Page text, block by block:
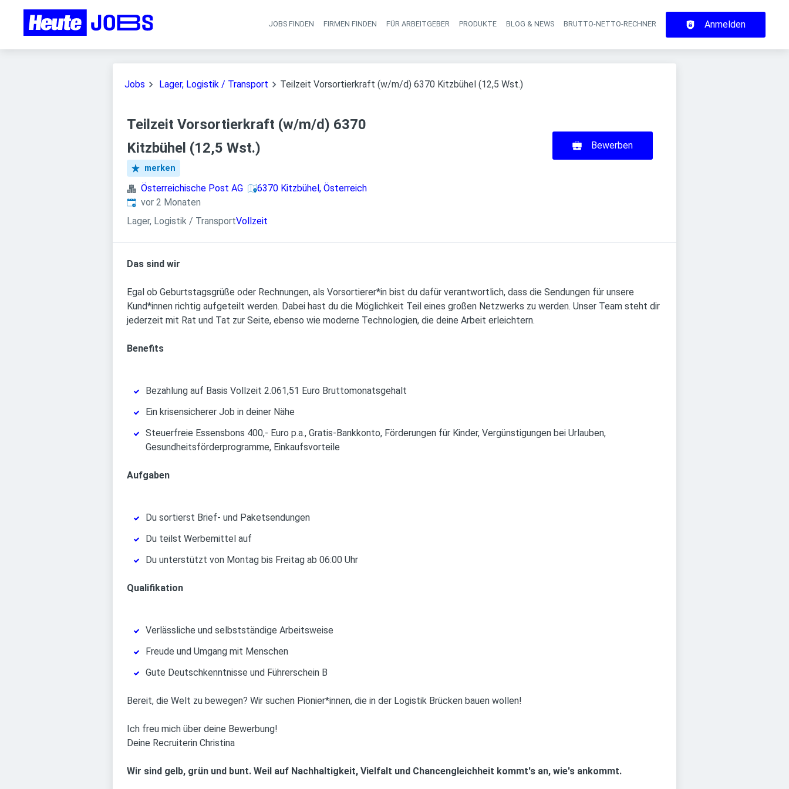
Haupt-Navigation
JOBS FINDEN FIRMEN FINDEN FÜR ARBEITGEBER PRODUKTE BLOG & NEWS BRUTTO-NETTO-RECHNER Anmelden
Jobs Lager, Logistik / Transport Teilzeit Vorsortierkraft (w/m/d) 6370 Kitzbühel (12,5 Wst.)
Teilzeit Vorsortierkraft (w/m/d) 6370
Kitzbühel (12,5 Wst.)
merken
Österreichische Post AG
6370 Kitzbühel, Österreich
Veröffentlicht:
vor 2 Monaten
Lager, Logistik / TransportVollzeit
Bewerben
Das sind wir
Egal ob Geburtstagsgrüße oder Rechnungen, als Vorsortierer*in bist du dafür verantwortlich, dass die Sendungen für unsere
Kund*innen richtig aufgeteilt werden. Dabei hast du die Möglichkeit Teil eines großen Netzwerks zu werden. Unser Team steht dir
jederzeit mit Rat und Tat zur Seite, ebenso wie moderne Technologien, die deine Arbeit erleichtern.
Benefits
Bezahlung auf Basis Vollzeit 2.061,51 Euro Bruttomonatsgehalt
Ein krisensicherer Job in deiner Nähe
Steuerfreie Essensbons 400,- Euro p.a., Gratis-Bankkonto, Förderungen für Kinder, Vergünstigungen bei Urlauben,
Gesundheitsförderprogramme, Einkaufsvorteile
Aufgaben
Du sortierst Brief- und Paketsendungen
Du teilst Werbemittel auf
Du unterstützt von Montag bis Freitag ab 06:00 Uhr
Qualifikation
Verlässliche und selbstständige Arbeitsweise
Freude und Umgang mit Menschen
Gute Deutschkenntnisse und Führerschein B
Bereit, die Welt zu bewegen? Wir suchen Pionier*innen, die in der Logistik Brücken bauen wollen!
Ich freu mich über deine Bewerbung!
Deine Recruiterin Christina
Wir sind gelb, grün und bunt. Weil auf Nachhaltigkeit, Vielfalt und Chancengleichheit kommt's an, wie's ankommt.